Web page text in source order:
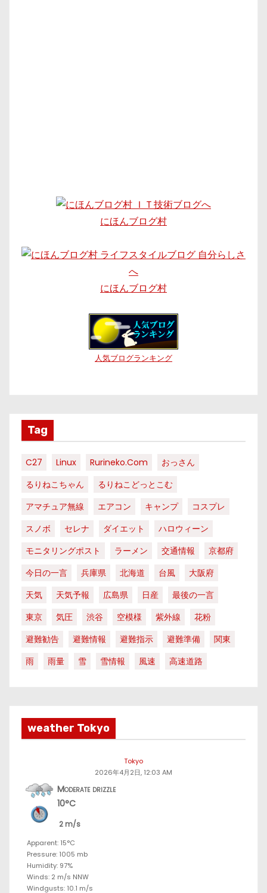
にほんブログ村
にほんブログ村
人気ブログランキング
Tag
C27 Linux Rurineko.com
おっさん
るりねこちゃん
るりねこどっとこむ
アマチュア無線
エアコン キャンプ
コスプレ
スノボ
セレナ ダイエット
ハロウィーン
モニタリングポスト
ラーメン 交通情報
京都府
今日の一言
兵庫県 北海道 台風
大阪府
天気
天気予報 広島県 日産
最後の一言
東京
気圧 渋谷 空模様 紫外線
花粉
避難勧告
避難情報 避難指示 避難準備
関東
雨
雨量 雪 雪情報 風速 高速道路
weather Tokyo
Tokyo
2026年4月2日, 12:03 AM
Moderate drizzle
10°C
2 m/s
Apparent: 15°C
Pressure: 1005 mb
Humidity: 97%
Winds: 2 m/s NNW
Windgusts: 10.1 m/s